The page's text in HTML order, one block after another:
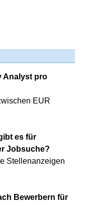
Analyst pro
EUR
es für
Jobsuche?
Stellenanzeigen
Bewerbern für